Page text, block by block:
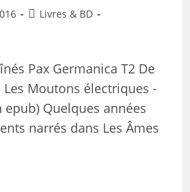
Livres & BD
Pax Germanica T2 De
Moutons électriques -
epub) Quelques années
narrés dans Les Âmes